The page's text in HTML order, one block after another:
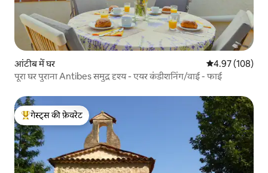
आंटीब में घर औसत रेटिंग 5 में से
4.97 (108)
पूरा घर पुराना Antibes समुद्र दृश्य - एयर कंडीशनिंग/वाई - फाई
गेस्ट्स का टॉप फ़ेवरेट
गेस्ट्स की फ़ेवरेट